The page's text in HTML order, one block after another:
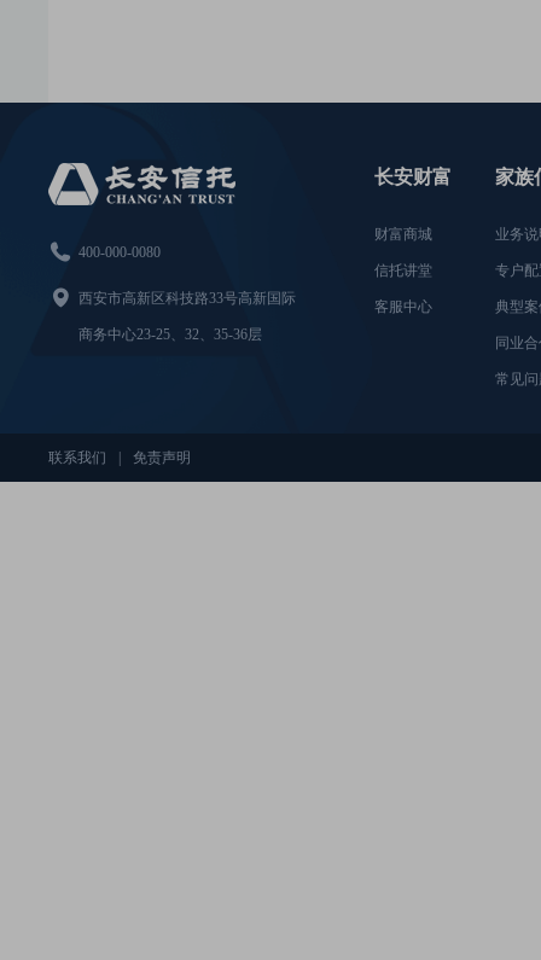
 400-000-0080
 西安市高新区科技路33号高新国际
商务中心23-25、32、35-36层
长安财富
财富商城
信托讲堂
客服中心
家族
业务
专户
典型
同业
常见
联系我们 免责声明